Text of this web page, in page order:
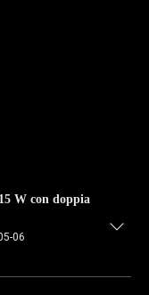
W con doppia
06